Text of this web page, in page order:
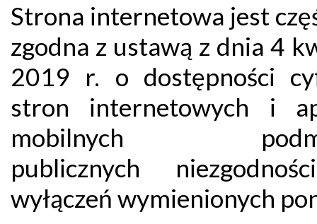
Strona internetowa jest
zgodna z ustawą z dnia 4
2019 r. o dostępności
stron internetowych i
mobilnych
publicznych
wyłączeń wymienionych